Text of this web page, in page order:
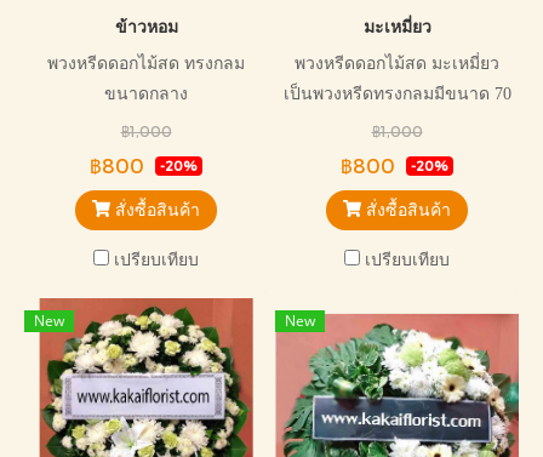
ข้าวหอม
พวงหรีดดอกไม้สด ทรงกลม
ขนาดกลาง
฿1,000
฿800 -20%
สั่งซื้อสินค้า
เปรียบเทียบ
มะเหมี่ยว
พวงหรีดดอกไม้สด มะเหมี่ยว
เป็นพวงหรีดทรงกลมมีขนาด 70
เซ็นติเมตร เหมาะกับการ
ไว้อาลัยทุกแบบ
฿1,000
฿800 -20%
สั่งซื้อสินค้า
เปรียบเทียบ
New New